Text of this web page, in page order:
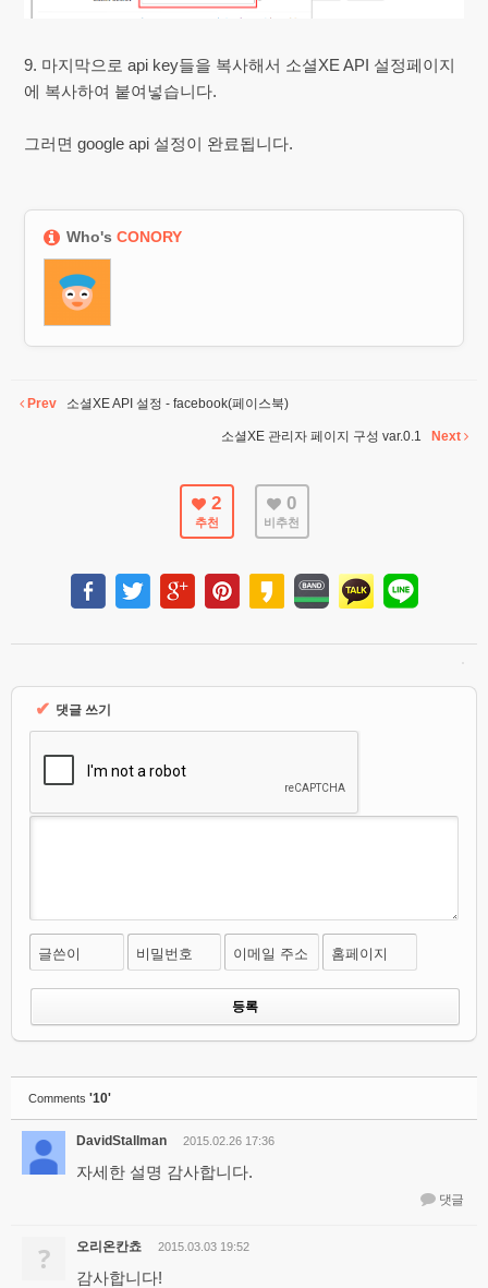
9. 마지막으로 api key들을 복사해서 소셜XE API 설정페이지
에 복사하여 붙여넣습니다.
그러면 google api 설정이 완료됩니다.
Who's CONORY
Prev 소셜XE API 설정 - facebook(페이스북)
소셜XE 관리자 페이지 구성 var.0.1 Next
2
추천
0
비추천
✔ 댓글 쓰기
글쓴이 비밀번호 이메일 주소 홈페이지
Comments '10'
DavidStallman 2015.02.26 17:36
자세한 설명 감사합니다.
댓글
? 오리온칸쵸 2015.03.03 19:52
감사합니다!